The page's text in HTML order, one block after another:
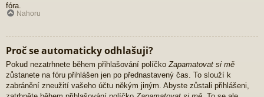
fóra.
Nahoru
Proč se automaticky odhlašuji?
Pokud nezatrhnete během přihlašování políčkoZapamatovat si mě
zůstanete na fóru přihlášen jen po přednastavený čas. To slouží k
zabránění zneužití vašeho účtu někým jiným. Abyste zůstali přihlášeni,